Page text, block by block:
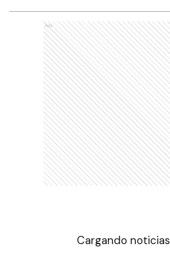
Ads
Cargando noticias